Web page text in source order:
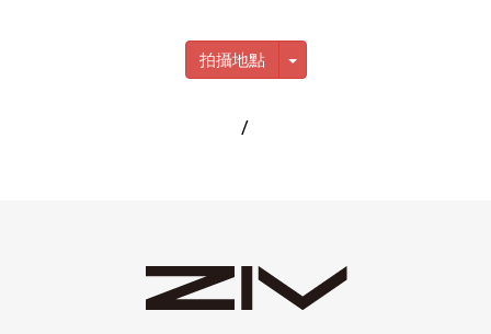
拍攝地點 Toggle Dropdown
/